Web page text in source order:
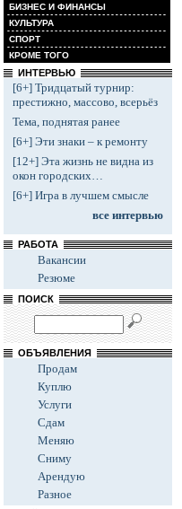
БИЗНЕС И ФИНАНСЫ
КУЛЬТУРА
СПОРТ
КРОМЕ ТОГО
ИНТЕРВЬЮ
[6+] Тридцатый турнир:
престижно, массово, всерьёз
Тема, поднятая ранее
[6+] Эти знаки – к ремонту
[12+] Эта жизнь не видна из
окон городских…
[6+] Игра в лучшем смысле
все интервью
РАБОТА
Вакансии
Резюме
ПОИСК
ОБЪЯВЛЕНИЯ
Продам
Куплю
Услуги
Сдам
Меняю
Сниму
Арендую
Разное